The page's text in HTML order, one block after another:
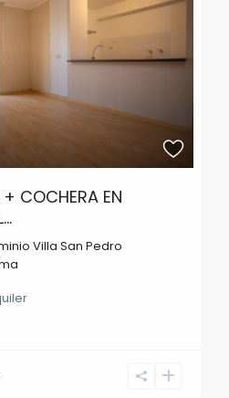
+ COCHERA EN
Villa San Pedro